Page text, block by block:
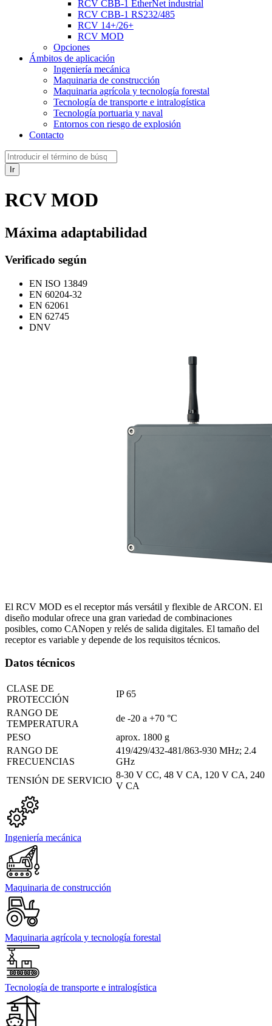
RCV CBB-1 EtherNet industrial
RCV CBB-1 RS232/485
RCV 14+/26+
RCV MOD
Opciones
Ámbitos de aplicación
Ingeniería mecánica
Maquinaria de construcción
Maquinaria agrícola y tecnología forestal
Tecnología de transporte e intralogística
Tecnología portuaria y naval
Entornos con riesgo de explosión
Contacto
Ir
RCV MOD
Máxima adaptabilidad
Verificado según
EN ISO 13849
EN 60204-32
EN 62061
EN 62745
DNV
El RCV MOD es el receptor más versátil y flexible de ARCON. El
diseño modular ofrece una gran variedad de combinaciones
posibles, como CANopen y relés de salida digitales. El tamaño del
receptor es variable y depende de los requisitos técnicos.
Datos técnicos
CLASE DE
PROTECCIÓN
IP 65
RANGO DE
TEMPERATURA
de -20 a +70 °C
PESO
aprox. 1800 g
RANGO DE
FRECUENCIAS
419/429/432-481/863-930 MHz; 2.4
GHz
TENSIÓN DE SERVICIO
8-30 V CC, 48 V CA, 120 V CA, 240
V CA
Ingeniería mecánica
Maquinaria de construcción
Maquinaria agrícola y tecnología forestal
Tecnología de transporte e intralogística